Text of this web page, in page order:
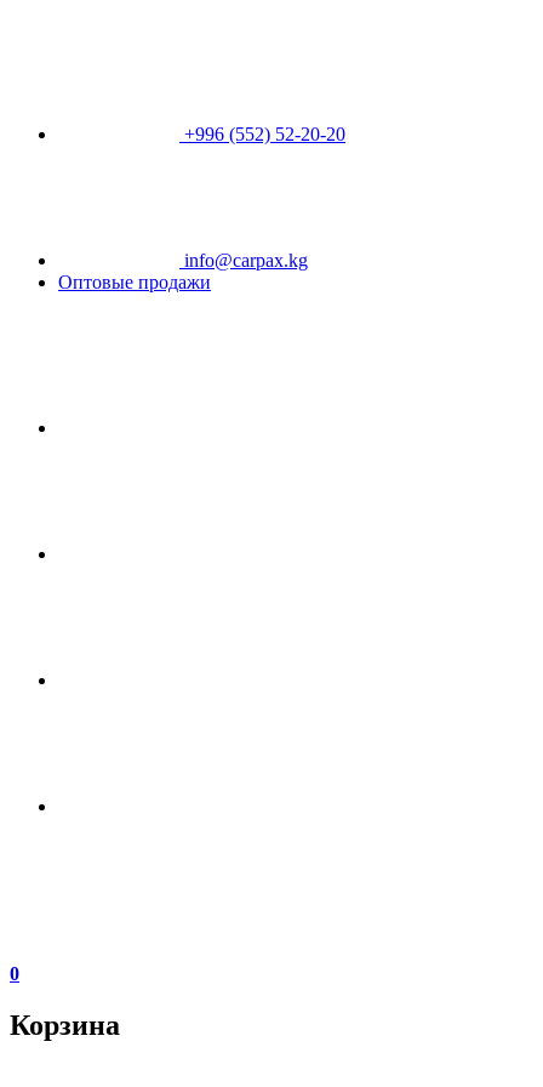
+996 (552) 52-20-20
info@carpax.kg
Оптовые продажи
0
Корзина